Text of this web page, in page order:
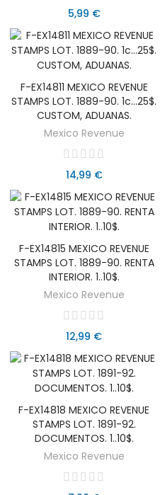
5,99 €
AÑADIR AL CARRITO
F-EX14811 MEXICO REVENUE
STAMPS LOT. 1889-90. 1c...25$.
CUSTOM, ADUANAS.
Mexico Revenue
14,99 €
AÑADIR AL CARRITO
F-EX14815 MEXICO REVENUE
STAMPS LOT. 1889-90. RENTA
INTERIOR. 1..10$.
Mexico Revenue
12,99 €
AÑADIR AL CARRITO
F-EX14818 MEXICO REVENUE
STAMPS LOT. 1891-92.
DOCUMENTOS. 1..10$.
Mexico Revenue